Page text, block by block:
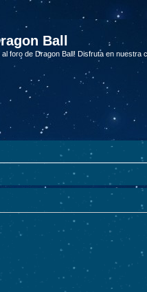
Ball
al foro de Dragon Ball! Disfruta en nuestra